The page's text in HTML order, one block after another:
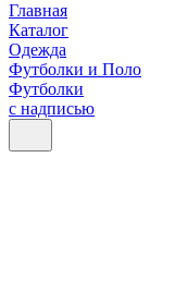
Главная
Каталог
Одежда
Футболки и Поло
Футболки
с надписью